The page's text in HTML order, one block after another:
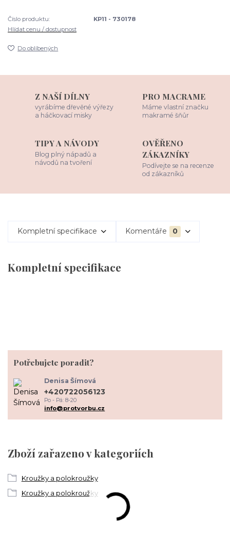
Číslo produktu:
KP11 - 730178
Hlídat cenu / dostupnost
Do oblíbených
Z NAŠÍ DÍLNY
vyrábíme dřevěné výřezy
a háčkovací misky
PRO MACRAME
Máme vlastní značku
makramé šňůr
TIPY A NÁVODY
Blog plný nápadů a
návodů na tvoření
OVĚŘENO
ZÁKAZNÍKY
Podívejte se na recenze
od zákazníků
Kompletní specifikace Komentáře 0
Kompletní specifikace
Zboží zařazeno v kategoriích
Kroužky a polokroužky
Kroužky a polokroužky
Potřebujete poradit?
Denisa Šímová
+420722056123
Po - Pá: 8-20
info@protvorbu.cz